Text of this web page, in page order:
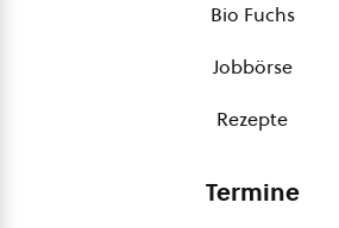
Bio Fuchs
Jobbörse
Rezepte
Termine